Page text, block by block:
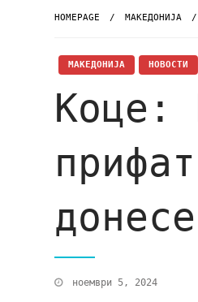
HOMEPAGE МАКЕДОНИЈА
МАКЕДОНИЈА НОВОСТИ
Коце:
ноември 5, 2024